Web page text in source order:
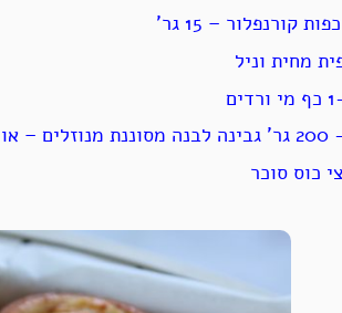
מחית וניל
או ריקוטה .
כוס סוכר